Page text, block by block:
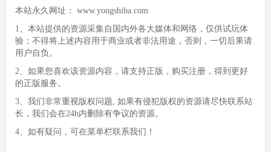
本站永久网址： www.yongshiba.com
1、本站提供的资源采集自国内外各大媒体和网络，仅供试玩体
验；不得将上述内容用于商业或者非法用途，否则，一切后果请
用户自负。
2、如果您喜欢该资源内容，请支持正版，购买注册，得到更好
的正版服务。
3、我们非常重视版权问题, 如果有侵犯版权的资源请尽快联系站
长，我们会在24h内删除有争议的资源。
4、如有疑问，可在菜单栏联系我们！